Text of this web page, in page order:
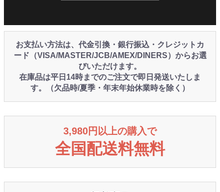
お支払い方法は、代金引換・銀行振込・クレジットカ
ード（VISA/MASTER/JCB/AMEX/DINERS）からお選
びいただけます。
在庫品は平日14時までのご注文で即日発送いたしま
す。（欠品時/夏季・年末年始休業時を除く）
3,980円以上の購入で
全国配送料無料